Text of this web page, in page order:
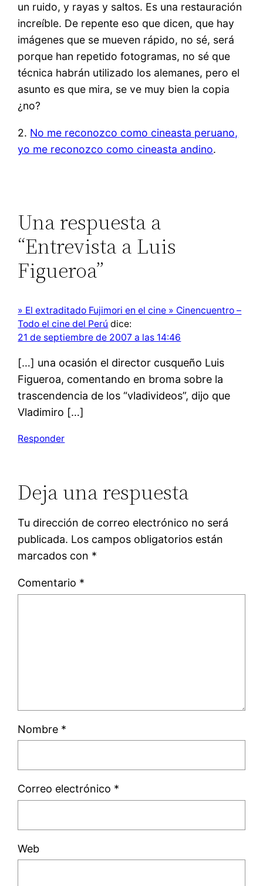
un ruido, y rayas y saltos. Es una restauración
increíble. De repente eso que dicen, que hay
imágenes que se mueven rápido, no sé, será
porque han repetido fotogramas, no sé que
técnica habrán utilizado los alemanes, pero el
asunto es que mira, se ve muy bien la copia
¿no?
2. No me reconozco como cineasta peruano,
yo me reconozco como cineasta andino.
Una respuesta a
“Entrevista a Luis
Figueroa”
» El extraditado Fujimori en el cine » Cinencuentro –
Todo el cine del Perú dice:
21 de septiembre de 2007 a las 14:46
[…] una ocasión el director cusqueño Luis
Figueroa, comentando en broma sobre la
trascendencia de los “vladivideos”, dijo que
Vladimiro […]
Responder
Deja una respuesta
Tu dirección de correo electrónico no será
publicada. Los campos obligatorios están
marcados con *
Comentario *
Nombre *
Correo electrónico *
Web